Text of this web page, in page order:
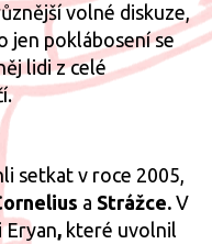
volné diskuze,
jen poklábosení se
lidi z celé
setkat v roce 2005,
a Strážce. V
Eryan, které uvolnil